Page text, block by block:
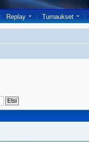
Replay Turnaukset